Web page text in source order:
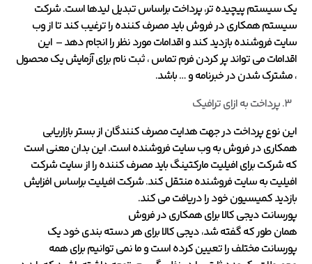
یک سیستم پیچیده تر، پرداخت براساس تبدیل لیدها است. شرکت
سیستم همکاری در فروش باید مصرف کننده را ترغیب کند تا از وب
سایت فروشنده بازدید کند و اقدامات مورد نظر را انجام دهد – این
اقدامات می تواند پر کردن فرم تماس ، ثبت نام برای آزمایش یک محصول
، مشترک شدن در خبرنامه و … باشد.
پرداخت به ازای ترافیک
این نوع پرداخت در جهت هدایت مصرف کنندگان از بستر بازاریابی
همکاری در فروش به وب سایت فروشنده است. این بدان معنی است
که شرکت برای افیلیت مارکتینگ باید مصرف کننده را از سایت شرکت
افیلیت به سایت فروشنده منتقل کند. شرکت افیلیت براساس افزایش
بازدید کمیسیون خود را دریافت می کند.
پورسانت دیجی کالا برای همکاری در فروش
همان طور که گفته شد، دیجی کالا برای هر دسته بندی خود یک
پورسانت مختلف را تعیین کرده است و ما نمی توانیم برای همه